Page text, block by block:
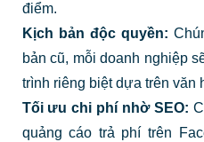
điểm.
Kịch bản độc quyền:
bản cũ, mỗi doanh nghiệp
trình riêng biệt dựa trên văn
Tối ưu chi phí nhờ SEO:
quảng cáo trả phí trên